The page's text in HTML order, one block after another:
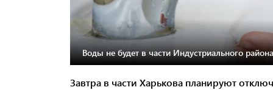
Воды не будет в части Индустриального
Завтра в части Харькова планируют